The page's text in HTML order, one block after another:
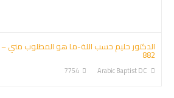
الدكتور حليم حسب اللة-ما هو المطلوب مني
882
Arabic Baptist DC
7754